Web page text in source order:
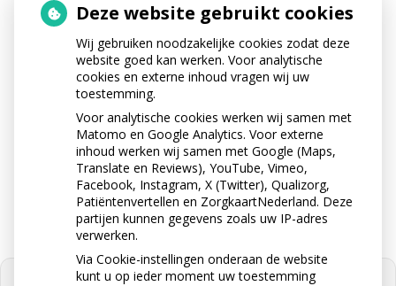
Neem contact op
033 433 3282
Stuur ons een e-mail
info@apotheektabaksteeg.nl
Deze website gebruikt cookies
Wij gebruiken noodzakelijke cookies zodat deze
website goed kan werken. Voor analytische
cookies en externe inhoud vragen wij uw
toestemming.
Voor analytische cookies werken wij samen met
Matomo en Google Analytics. Voor externe
inhoud werken wij samen met Google (Maps,
Translate en Reviews), YouTube, Vimeo,
Facebook, Instagram, X (Twitter), Qualizorg,
Patiëntenvertellen en ZorgkaartNederland. Deze
partijen kunnen gegevens zoals uw IP-adres
verwerken.
Via Cookie-instellingen onderaan de website
kunt u op ieder moment uw toestemming